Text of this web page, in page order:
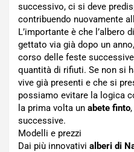
successivo, ci si deve
contribuendo nuovamente
L’importante è che l’albero
gettato via già dopo un
corso delle feste
quantità di rifiuti. Se non si
vive già presenti e che si
possiamo evitare la logica
la prima volta un abete finto
successive.
Modelli e prezzi
Dai più innovativi alberi di